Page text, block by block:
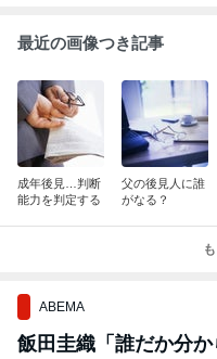
最近の画像つき記事
成年後見…判断
能力を判定する
父の後見人に誰
がなる？
ABEMA
飯田圭織「誰だか分